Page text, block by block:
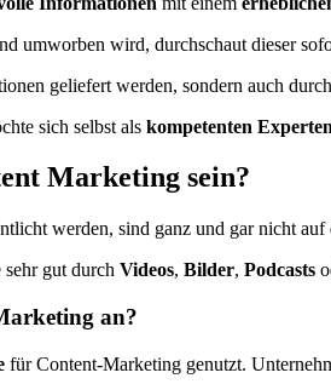
umworben wird, durchschaut dieser
geliefert werden, sondern auch
sich selbst als kompetenten Experten
Marketing sein?
werden, sind ganz und gar nicht auf
gut durch Videos, Bilder, Podcasts
an?
für Content-Marketing genutzt.